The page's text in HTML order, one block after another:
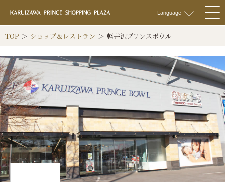
軽井沢 プリンス
Language
TOP ショップ＆レストラン 軽井沢プリンスボウル